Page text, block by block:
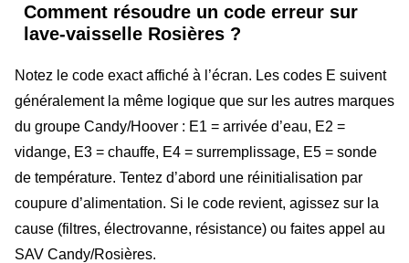
Comment résoudre un code erreur sur
lave-vaisselle Rosières ?
Notez le code exact affiché à l’écran. Les codes E suivent
généralement la même logique que sur les autres marques
du groupe Candy/Hoover : E1 = arrivée d’eau, E2 =
vidange, E3 = chauffe, E4 = surremplissage, E5 = sonde
de température. Tentez d’abord une réinitialisation par
coupure d’alimentation. Si le code revient, agissez sur la
cause (filtres, électrovanne, résistance) ou faites appel au
SAV Candy/Rosières.